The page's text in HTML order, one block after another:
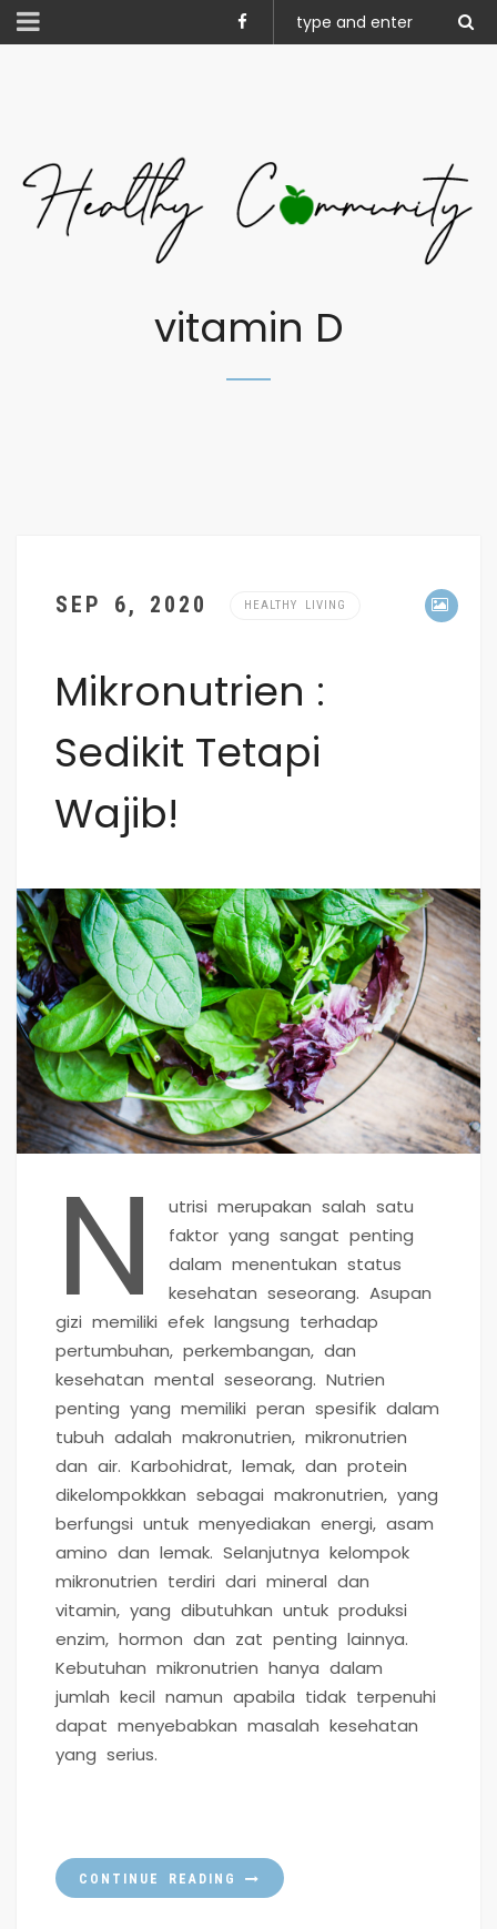
vitamin D
SEP 6, 2020 HEALTHY LIVING
Mikronutrien :
Sedikit Tetapi
Wajib!
N
utrisi merupakan salah satu
faktor yang sangat penting
dalam menentukan status
kesehatan seseorang. Asupan
gizi memiliki efek langsung terhadap
pertumbuhan, perkembangan, dan
kesehatan mental seseorang. Nutrien
penting yang memiliki peran spesifik dalam
tubuh adalah makronutrien, mikronutrien
dan air. Karbohidrat, lemak, dan protein
dikelompokkkan sebagai makronutrien, yang
berfungsi untuk menyediakan energi, asam
amino dan lemak. Selanjutnya kelompok
mikronutrien terdiri dari mineral dan
vitamin, yang dibutuhkan untuk produksi
enzim, hormon dan zat penting lainnya.
Kebutuhan mikronutrien hanya dalam
jumlah kecil namun apabila tidak terpenuhi
dapat menyebabkan masalah kesehatan
yang serius.
CONTINUE READING